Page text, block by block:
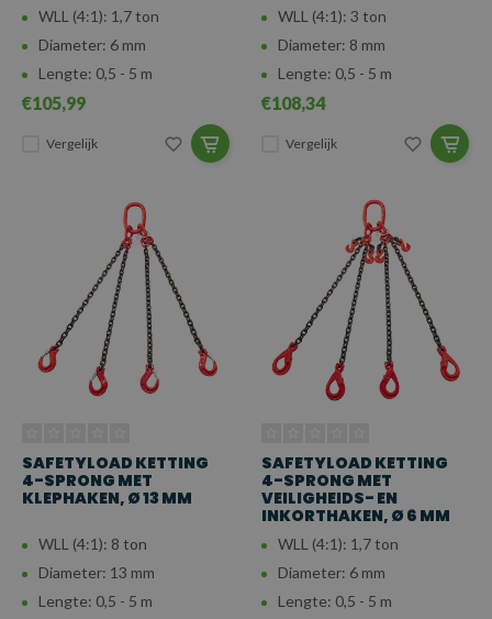
WLL (4:1): 1,7 ton
Diameter: 6 mm
Lengte: 0,5 - 5 m
€105,99
Vergelijk
WLL (4:1): 3 ton
Diameter: 8 mm
Lengte: 0,5 - 5 m
€108,34
Vergelijk
SAFETYLOAD KETTING
4-SPRONG MET
KLEPHAKEN, Ø 13 MM
WLL (4:1): 8 ton
Diameter: 13 mm
Lengte: 0,5 - 5 m
SAFETYLOAD KETTING
4-SPRONG MET
VEILIGHEIDS- EN
INKORTHAKEN, Ø 6 MM
WLL (4:1): 1,7 ton
Diameter: 6 mm
Lengte: 0,5 - 5 m